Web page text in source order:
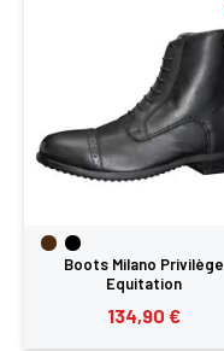
Boots Milano Privilège
Equitation
134,90 €